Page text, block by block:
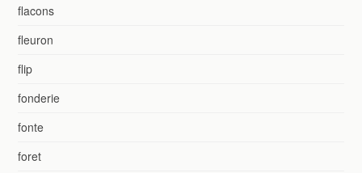
flacons
fleuron
flip
fonderie
fonte
foret